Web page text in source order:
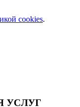
cookies.
УСЛУГ